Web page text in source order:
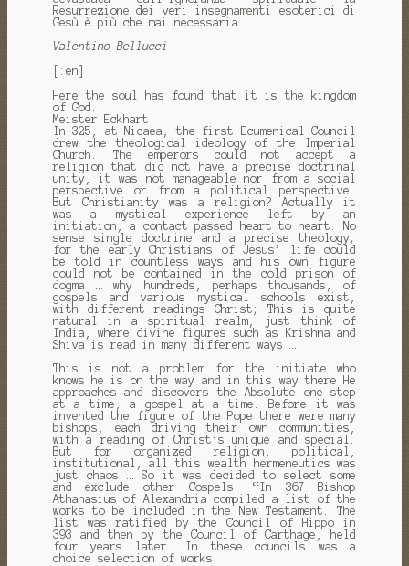
Resurrezione dei veri insegnamenti esoterici di
Gesù è più che mai necessaria.
Valentino Bellucci
[:en]
Here the soul has found that it is the kingdom
of God.
Meister Eckhart
In 325, at Nicaea, the first Ecumenical Council
drew the theological ideology of the Imperial
Church. The emperors could not accept a
religion that did not have a precise doctrinal
unity, it was not manageable nor from a social
perspective or from a political perspective.
But Christianity was a religion?Actually it
was a mystical experience left by an
initiation, a contact passed heart to heart. No
sense single doctrine and a precise theology;
for the early Christians of Jesus’ life could
be told in countless ways and his own figure
could not be contained in the cold prison of
dogma … why hundreds, perhaps thousands, of
gospels and various mystical schools exist,
with different readings Christ;This is quite
natural in a spiritual realm, just think of
India, where divine figures such as Krishna and
Shiva is read in many different ways …
This is not a problem for the initiate who
knows he is on the way and in this way there He
approaches and discovers the Absolute one step
at a time, a gospel at a time. Before it was
invented the figure of the Pope there were many
bishops, each driving their own communities,
with a reading of Christ’s unique and special.
But for organized religion, political,
institutional, all this wealth hermeneutics was
just chaos … So it was decided to select some
and exclude other Gospels: “In 367 Bishop
Athanasius of Alexandria compiled a list of the
works to be included in the New Testament.The
list was ratified by the Council of Hippo in
393 and then by the Council of Carthage, held
four years later.
In these councils was a
choice selection of works.